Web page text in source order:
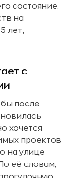
состояние.
на
лет,
с
после
хочется
проектов
на улице
её словам,